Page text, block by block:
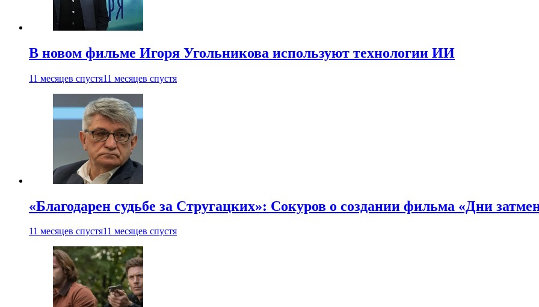
В новом фильме Игоря Угольникова используют технологии ИИ
11 месяцев спустя11 месяцев спустя
«Благодарен судьбе за Стругацких»: Сокуров о создании фильма «Дни
11 месяцев спустя11 месяцев спустя